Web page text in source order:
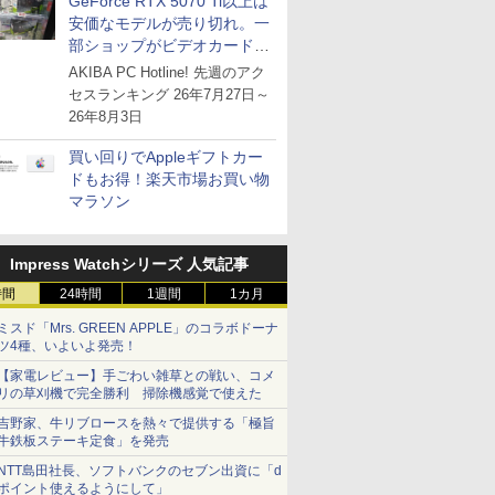
安価なモデルが売り切れ。一
部ショップがビデオカードの
購入制限を実施したニュース
が注目を集める
AKIBA PC Hotline! 先週のアク
セスランキング 26年7月27日～
26年8月3日
買い回りでAppleギフトカー
ドもお得！楽天市場お買い物
マラソン
Impress Watchシリーズ 人気記事
24時間 1週間 1カ月
スド「Mrs. GREEN APPLE」のコラボドーナ
4種、いよいよ発売！
家電レビュー】手ごわい雑草との戦い、コメ
の草刈機で完全勝利 掃除機感覚で使えた
野家、牛リブロースを熱々で提供する「極旨
鉄板ステーキ定食」を発売
島田社長、ソフトバンクのセブン出資に「d
イント使えるようにして」